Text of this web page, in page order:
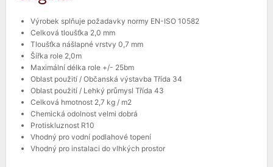
Výrobek splňuje požadavky normy EN-ISO 10582
Celková tloušťka 2,0 mm
Tloušťka nášlapné vrstvy 0,7 mm
Šířka role 2,0m
Maximální délka role +/- 25bm
Oblast použití / Občanská výstavba Třída 34
Oblast použití / Lehký průmysl Třída 43
Celková hmotnost 2,7 kg / m2
Chemická odolnost velmi dobrá
Protiskluznost R10
Vhodný pro vodní podlahové topení
Vhodný pro instalaci do vlhkých prostor